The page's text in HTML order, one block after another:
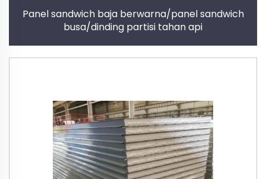
Panel sandwich baja berwarna/panel sandwich
busa/dinding partisi tahan api